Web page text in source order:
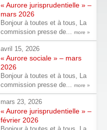
« Aurore jurisprudentielle » –
mars 2026
Bonjour à toutes et à tous, La
commission presse de... more »
avril 15, 2026
« Aurore sociale » – mars
2026
Bonjour à toutes et à tous, La
commission presse de... more »
mars 23, 2026
« Aurore jurisprudentielle » –
février 2026